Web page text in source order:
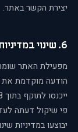
יצירת הקשר באתר.
6. שינוי במדיניות הפרטיות
מפעילת האתר
הודעה מוקדמת את
פי שיקול דעתה
יבוצעו במדיניות